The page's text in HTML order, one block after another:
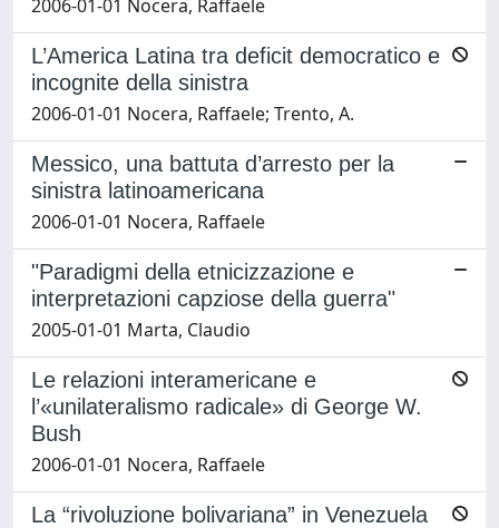
2006-01-01 Nocera, Raffaele
L’America Latina tra deficit democratico e
incognite della sinistra
2006-01-01 Nocera, Raffaele; Trento, A.
Messico, una battuta d’arresto per la
sinistra latinoamericana
2006-01-01 Nocera, Raffaele
"Paradigmi della etnicizzazione e
interpretazioni capziose della guerra"
2005-01-01 Marta, Claudio
Le relazioni interamericane e
l’«unilateralismo radicale» di George W.
Bush
2006-01-01 Nocera, Raffaele
La “rivoluzione bolivariana” in Venezuela